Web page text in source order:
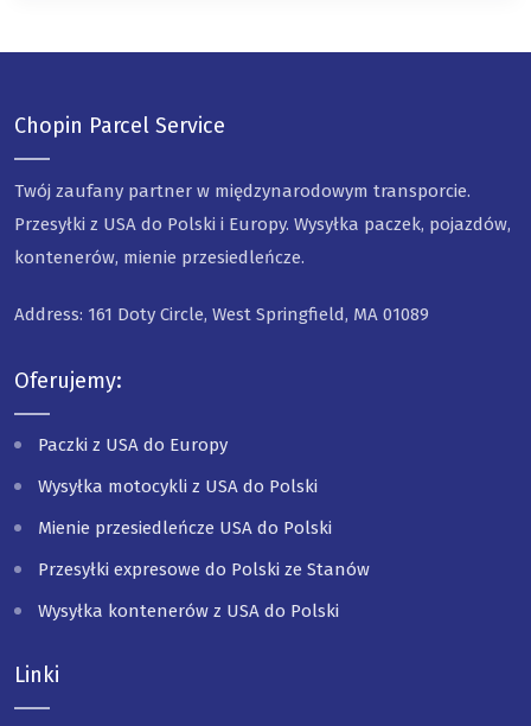
Chopin Parcel Service
Twój zaufany partner w międzynarodowym transporcie.
Przesyłki z USA do Polski i Europy. Wysyłka paczek, pojazdów,
kontenerów, mienie przesiedleńcze.
Address: 161 Doty Circle, West Springfield, MA 01089
Oferujemy:
Paczki z USA do Europy
Wysyłka motocykli z USA do Polski
Mienie przesiedleńcze USA do Polski
Przesyłki expresowe do Polski ze Stanów
Wysyłka kontenerów z USA do Polski
Linki